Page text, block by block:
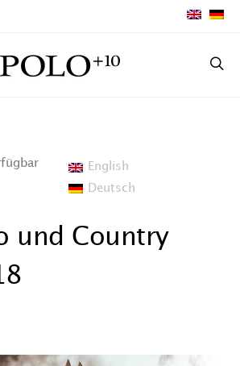
English
Deutsch
und Country